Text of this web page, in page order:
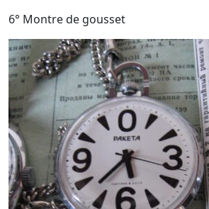
6° Montre de gousset